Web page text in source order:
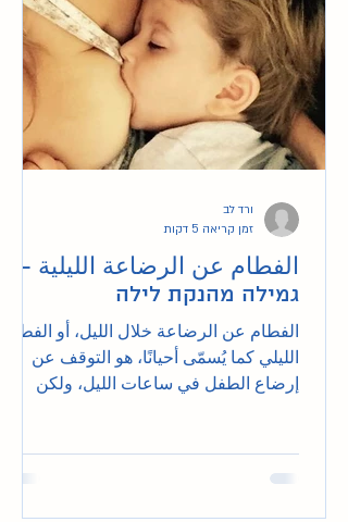
الفطام عن الرضاعة الليلية -
גמילה מהנקת לילה
الفطام عن الرضاعة خلال الليل، أو الفطام
الليلي كما يُسمّى أحيانًا، هو التوقف عن
إرضاع الطفل في ساعات الليل، ولكن
ורד לב
זמן קריאה 5 דקות